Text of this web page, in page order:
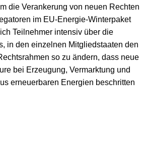
die Verankerung von neuen Rechten
im EU-Energie-Winterpaket
Teilnehmer intensiv über die
in den einzelnen Mitgliedstaaten den
so zu ändern, dass neue
bei Erzeugung, Vermarktung und
erneuerbaren Energien beschritten